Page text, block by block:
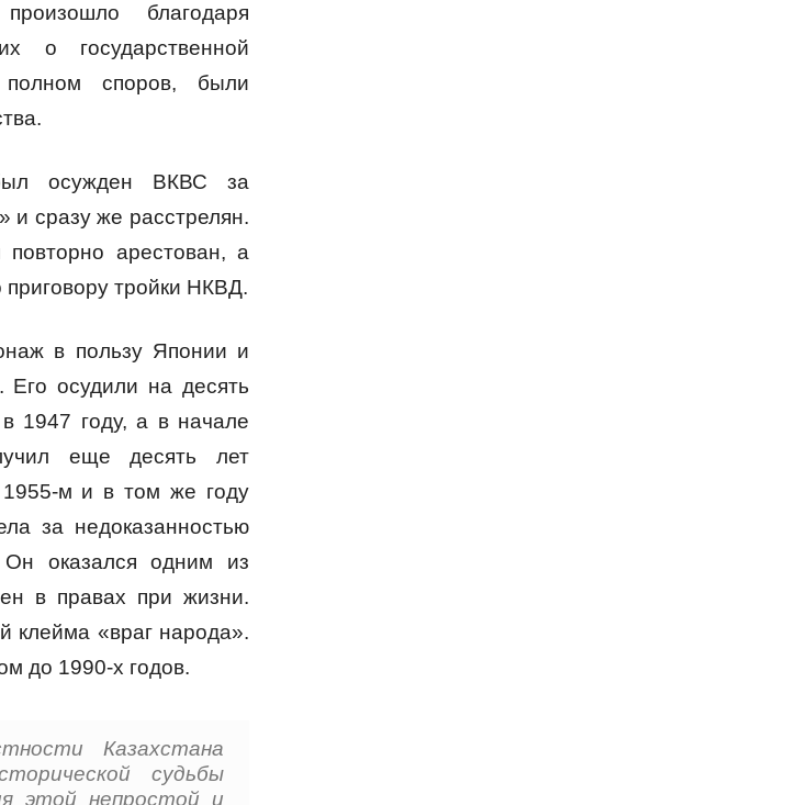
благодаря
о государственной
споров, были
осужден ВКВС за
и сразу же расстрелян.
арестован, а
приговору тройки НКВД.
в пользу Японии и
Его осудили на десять
1947 году, а в начале
еще десять лет
1955-м и в том же году
за недоказанностью
Он оказался одним из
в правах при жизни.
клейма «враг народа».
до 1990-х годов.
Казахстана
судьбы
этой непростой и